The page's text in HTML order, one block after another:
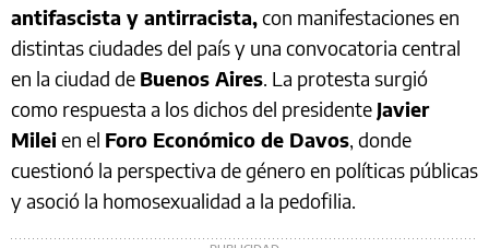
antifascista y antirracista,con manifestaciones en
distintas ciudades del país y una convocatoria central
en la ciudad de Buenos Aires. La protesta surgió
como respuesta a los dichos del presidente Javier
Mileien el Foro Económico de Davos, donde
cuestionó la perspectiva de género en políticas públicas
y asoció la homosexualidad a la pedofilia.